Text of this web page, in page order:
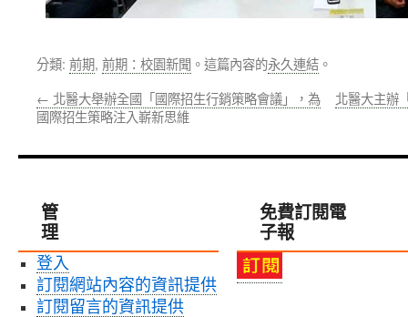
分類: 前期, 前期：校園新聞 。這篇內容的永久連結 。
← 北醫大舉辦全國「國際招生行銷策略會議」，為
國際招生策略注入嶄新思維
北醫大主辦
管
理
登入
訂閱網站內容的資訊提供
訂閱留言的資訊提供
免費訂閱電
子報